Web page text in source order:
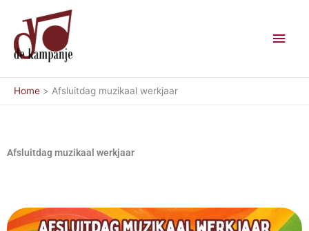
inhoud
Home Afsluitdag muzikaal werkjaar
Afsluitdag muzikaal werkjaar